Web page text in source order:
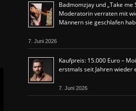
Badmomzjay und „Take me
Moderatorin verraten mit
Männern sie geschlafen
7. Juni 2026
Kaufpreis: 15.000 Euro –
erstmals seit Jahren wieder
7. Juni 2026